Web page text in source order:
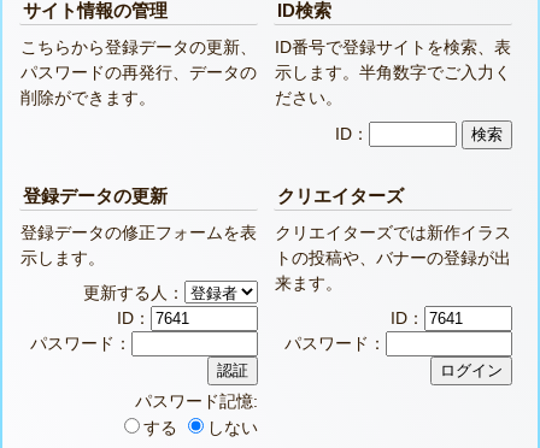
サイト情報の管理
こちらから登録データの更新、
パスワードの再発行、データの
削除ができます。
ID検索
ID番号で登録サイトを検索、表
示します。半角数字でご入力く
ださい。
ID：
登録データの更新
登録データの修正フォームを表
示します。
更新する人：
ID：
パスワード：
パスワード記憶:
する
しない
クリエイターズ
クリエイターズでは新作イラス
トの投稿や、バナーの登録が出
来ます。
ID：
パスワード：